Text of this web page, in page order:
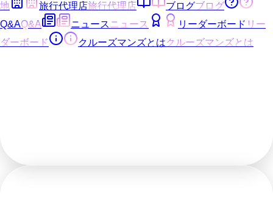
地
旅行代理店旅行代理店 ブログブログ
Q&AQ&A ニュース ニュース リーダーボード リー
ダーボード
クルーズマンズとはクルーズマンズとは